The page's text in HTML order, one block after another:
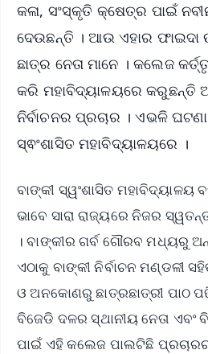
କଳା, ସଂସ୍କୃତି କ୍ଷେତ୍ର ପାଇଁ
ଦେଉଛନ୍ତି । ଆଉ ଏହାର ଫାଇଦା
ଛାତ୍ର ନେତା ମାନେ । କଲେଜ
କରି ମହାବିଦ୍ୟାଳୟରେ କରୁଛନ୍ତି
ନିର୍ବାଚନର ପ୍ରଚାର । ଏଭଳି
ସ୍ଵଂଶାସିତ ମହାବିଦ୍ୟାଳୟରେ ।
ବାଙ୍କୀ ସ୍ୱଂଶାସିତ ମହାବିଦ୍ୟାଳୟ
ଭାବେ ସାରା ରାଜ୍ୟରେ ନିଜର
। ବାଙ୍କୀର ଗର୍ବ ଗୌରବ ମଧ୍ୟରୁ
ଏଠାକୁ ବାଙ୍କୀ ନିର୍ବାଚନ ମଣ୍ଡଳୀ
ଓ ଅନକୋଣରୁ ଛାତ୍ରଛାତ୍ରୀ ପାଠ
ବିଜେଡି ଦଳର ସ୍ଥାନୀୟ ନେତା ଏବଂ
ପାଇଁ ଏହି କଲେଜ ପାଲଟିଛି